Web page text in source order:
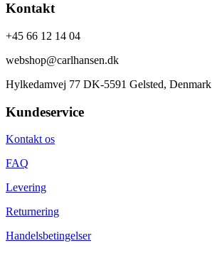
Kontakt
+45 66 12 14 04
webshop@carlhansen.dk
Hylkedamvej 77 DK-5591 Gelsted, Denmark
Kundeservice
Kontakt os
FAQ
Levering
Returnering
Handelsbetingelser